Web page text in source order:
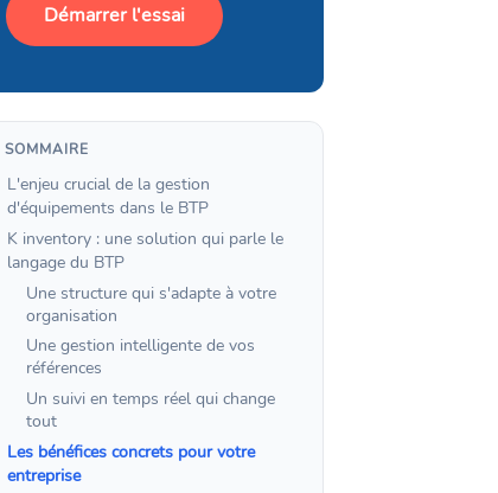
Démarrer l'essai
SOMMAIRE
L'enjeu crucial de la gestion
d'équipements dans le BTP
K inventory : une solution qui parle le
langage du BTP
Une structure qui s'adapte à votre
organisation
Une gestion intelligente de vos
références
Un suivi en temps réel qui change
tout
Les bénéfices concrets pour votre
entreprise